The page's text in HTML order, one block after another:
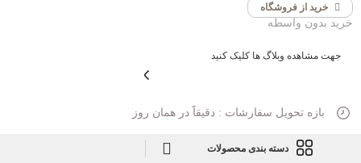
خرید از فروشگاه
خرید بدون واسطه
جهت مشاهده وبلاگ ها کلیک کنید
بازه تحویل سفارشات : دقیقاََ در همان روز
دسته بندی محصولات